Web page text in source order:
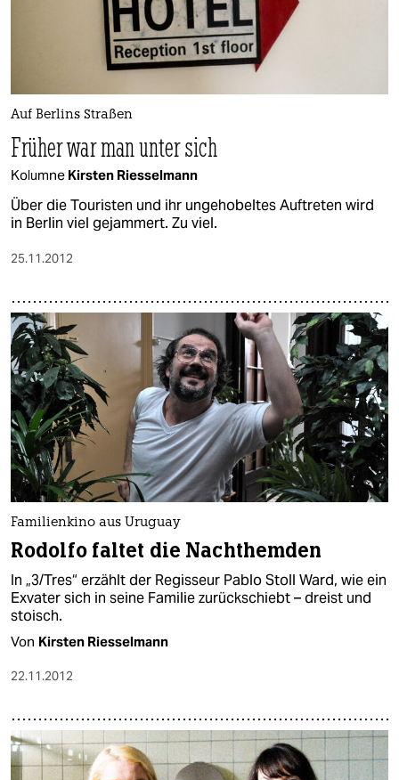
Auf Berlins Straßen
Früher war man unter sich
Kolumne Kirsten Riesselmann
Über die Touristen und ihr ungehobeltes Auftreten wird
in Berlin viel gejammert. Zu viel.
25.11.2012
Familienkino aus Uruguay
Rodolfo faltet die Nachthemden
In „3/Tres“ erzählt der Regisseur Pablo Stoll Ward, wie ein
Exvater sich in seine Familie zurückschiebt – dreist und
stoisch.
Von Kirsten Riesselmann
22.11.2012